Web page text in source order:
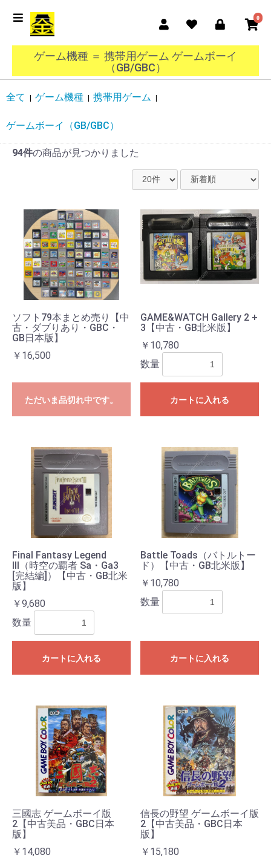
0
ゲーム機種 ＝ 携帯用ゲーム ゲームボーイ
（GB/GBC）
全て ゲーム機種 携帯用ゲーム
ゲームボーイ（GB/GBC）
94件の商品が見つかりました
ソフト79本まとめ売り【中
古・ダブりあり・GBC・
GB日本版】
￥16,500
ただいま品切れ中です。
GAME&WATCH Gallery 2 +
3【中古・GB北米版】
￥10,780
数量
カートに入れる
Final Fantasy Legend
III（時空の覇者 Sa・Ga3
[完結編]）【中古・GB北米
版】
￥9,680
数量
カートに入れる
Battle Toads（バトルトー
ド）【中古・GB北米版】
￥10,780
数量
カートに入れる
三國志 ゲームボーイ版
2【中古美品・GBC日本
版】
￥14,080
信長の野望 ゲームボーイ版
2【中古美品・GBC日本
版】
￥15,180